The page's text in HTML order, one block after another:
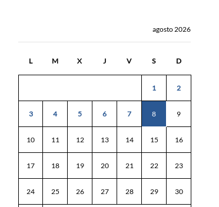
agosto 2026
L M X J V S D
1 2
3 4 5 6 7 8 9
10 11 12 13 14 15 16
17 18 19 20 21 22 23
24 25 26 27 28 29 30